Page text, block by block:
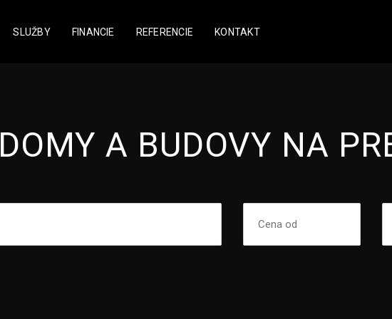
SLUŽBY FINANCIE REFERENCIE KONTAKT
DOMY A BUDOVY NA